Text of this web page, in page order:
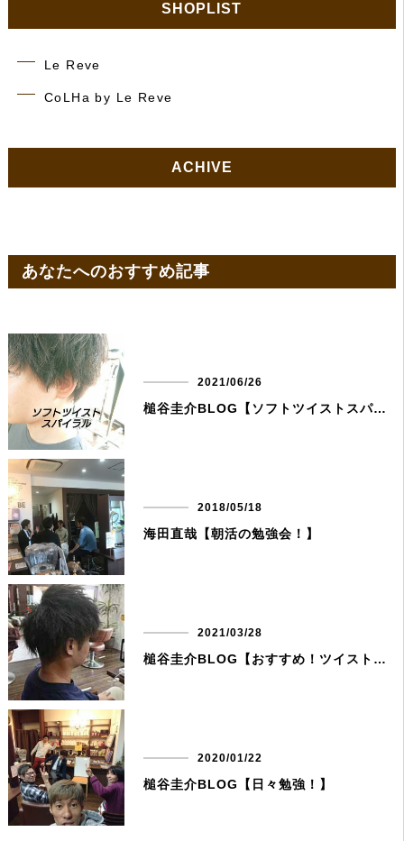
SHOPLIST
Le Reve
CoLHa by Le Reve
ACHIVE
あなたへのおすすめ記事
2021/06/26
槌谷圭介BLOG【ソフトツイストスパイラルパーマ】
2018/05/18
海田直哉【朝活の勉強会！】
2021/03/28
槌谷圭介BLOG【おすすめ！ツイストスパイラル】
2020/01/22
槌谷圭介BLOG【日々勉強！】